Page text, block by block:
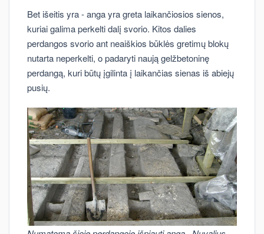
Bet išeitis yra - anga yra greta laikančiosios sienos,
kuriai galima perkelti dalį svorio. Kitos dalies
perdangos svorio ant neaiškios būklės gretimų blokų
nutarta neperkelti, o padaryti naują gelžbetoninę
perdangą, kuri būtų įgilinta į laikančias sienas iš abiejų
pusių.